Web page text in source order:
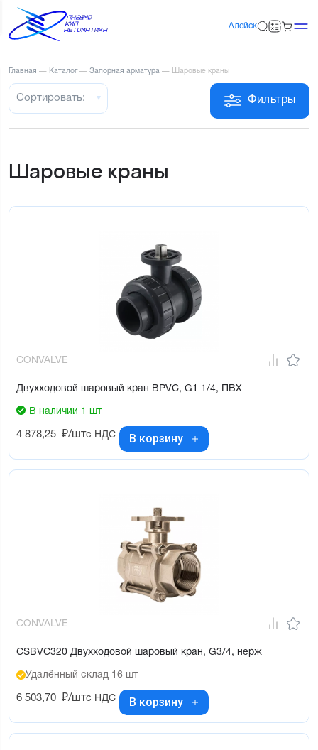
Алейск
Главная — Каталог — Запорная арматура — Шаровые краны
Фильтры
Сортировать:
Шаровые краны
CONVALVE
Двухходовой шаровый кран BPVC, G1 1/4, ПВХ
В наличии 1 шт
4 878,25 ₽/штс НДС В корзину
CONVALVE
CSBVC320 Двухходовой шаровый кран, G3/4, нерж
Удалённый склад 16 шт
6 503,70 ₽/штс НДС В корзину